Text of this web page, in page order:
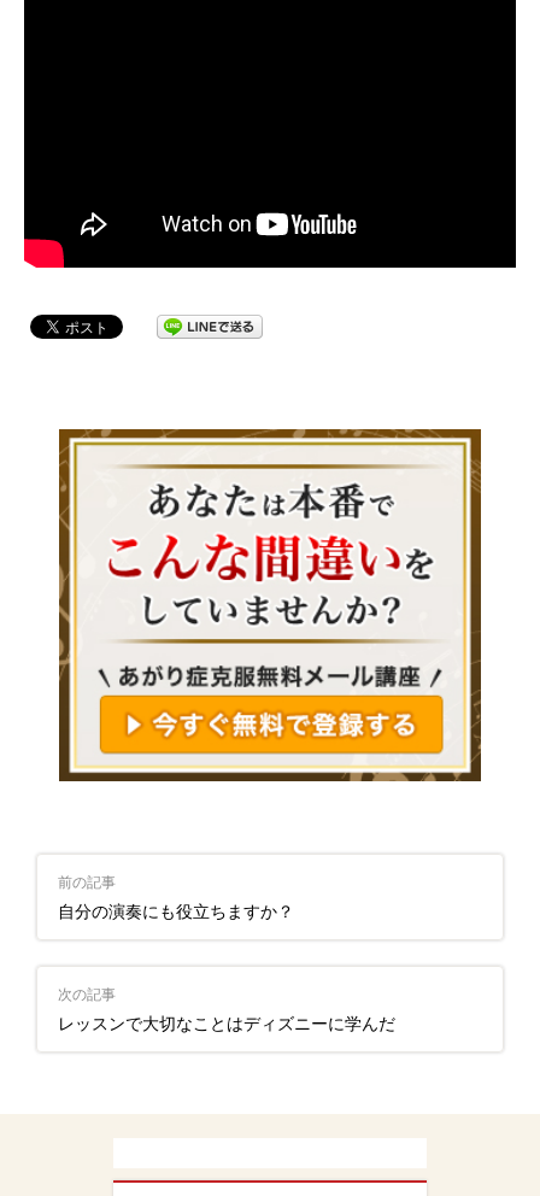
前の記事
自分の演奏にも役立ちますか？
次の記事
レッスンで大切なことはディズニーに学んだ